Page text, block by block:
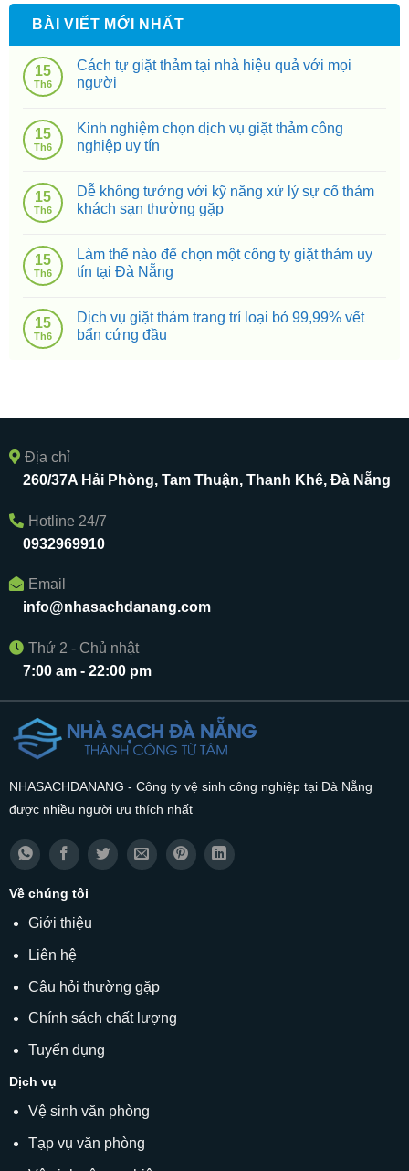
BÀI VIẾT MỚI NHẤT
15
Th6
Cách tự giặt thảm tại nhà hiệu quả với mọi
người
15
Th6
Kinh nghiệm chọn dịch vụ giặt thảm công
nghiệp uy tín
15
Th6
Dễ không tưởng với kỹ năng xử lý sự cố thảm
khách sạn thường gặp
15
Th6
Làm thế nào để chọn một công ty giặt thảm uy
tín tại Đà Nẵng
15
Th6
Dịch vụ giặt thảm trang trí loại bỏ 99,99% vết
bẩn cứng đầu
Địa chỉ
260/37A Hải Phòng, Tam Thuận, Thanh Khê, Đà Nẵng
Hotline 24/7
0932969910
Email
info@nhasachdanang.com
Thứ 2 - Chủ nhật
7:00 am - 22:00 pm
NHASACHDANANG - Công ty vệ sinh công nghiệp tại Đà Nẵng
được nhiều người ưu thích nhất
Về chúng tôi
Giới thiệu
Liên hệ
Câu hỏi thường gặp
Chính sách chất lượng
Tuyển dụng
Dịch vụ
Vệ sinh văn phòng
Tạp vụ văn phòng